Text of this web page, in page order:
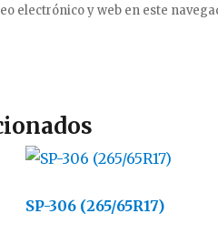
electrónico y web en este
SP-306 (265/65R17)